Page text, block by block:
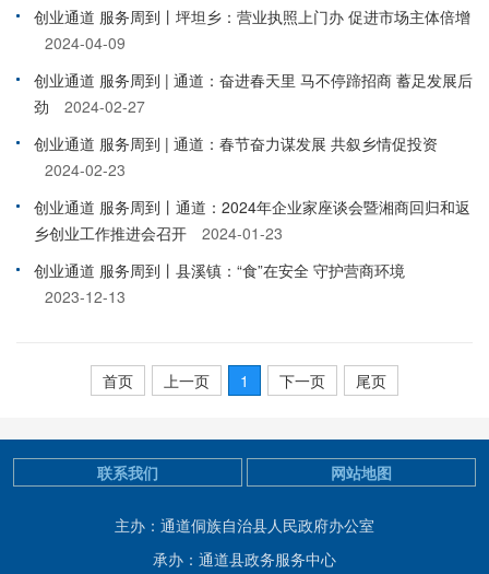
创业通道 服务周到丨坪坦乡：营业执照上门办 促进市场主体倍增
2024-04-09
创业通道 服务周到 | 通道：奋进春天里 马不停蹄招商 蓄足发展后
劲
2024-02-27
创业通道 服务周到 | 通道：春节奋力谋发展 共叙乡情促投资
2024-02-23
创业通道 服务周到丨通道：2024年企业家座谈会暨湘商回归和返
乡创业工作推进会召开
2024-01-23
创业通道 服务周到丨县溪镇：“食”在安全 守护营商环境
2023-12-13
首页 上一页 1 下一页 尾页
主办：通道侗族自治县人民政府办公室
承办：通道县政务服务中心
联系我们 网站地图